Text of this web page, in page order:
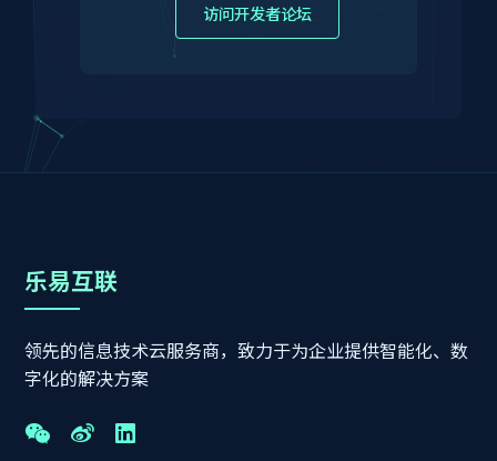
访问开发者论坛
乐易互联
领先的信息技术云服务商，致力于为企业提供智能化、数
字化的解决方案